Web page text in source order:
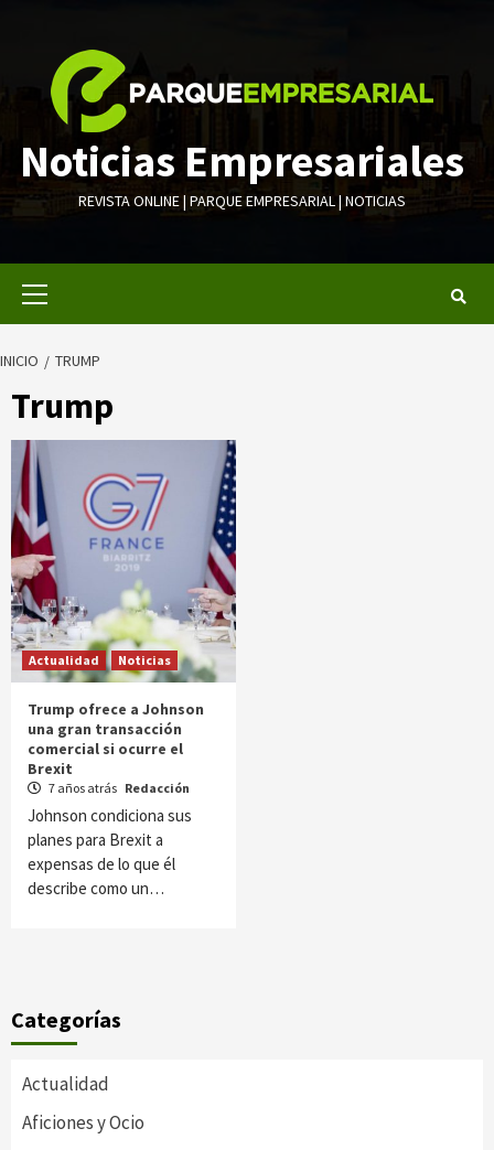
contenido
Noticias Empresariales
REVISTA ONLINE | PARQUE EMPRESARIAL | NOTICIAS
INICIO TRUMP
Trump
Actualidad Noticias
Trump ofrece a Johnson
una gran transacción
comercial si ocurre el
Brexit
7 años atrás Redacción
Johnson condiciona sus
planes para Brexit a
expensas de lo que él
describe como un…
Categorías
Actualidad
Aficiones y Ocio